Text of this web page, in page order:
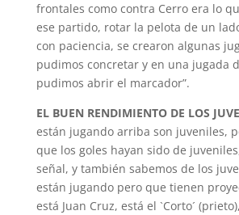
frontales como contra Cerro era lo
ese partido, rotar la pelota de un
con paciencia, se crearon algunas
pudimos concretar y en una jugada
pudimos abrir el marcador”.
EL BUEN RENDIMIENTO DE LOS
están jugando arriba son juveniles,
que los goles hayan sido de
señal, y también sabemos de los
están jugando pero que tienen
está Juan Cruz, está el `Corto´